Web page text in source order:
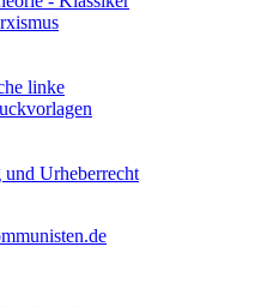
linke
und Urheberrecht